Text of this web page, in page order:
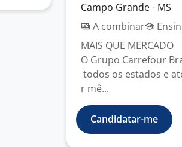
Campo Grande - MS
A combinar
MAIS QUE MERCADO
O Grupo Carrefour
todos os estados e
r mê...
Candidatar-me